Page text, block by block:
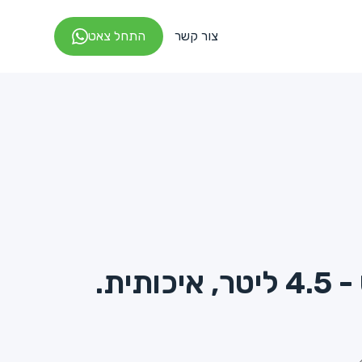
צור קשר התחל צאט